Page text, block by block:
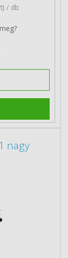
/ db
nagy